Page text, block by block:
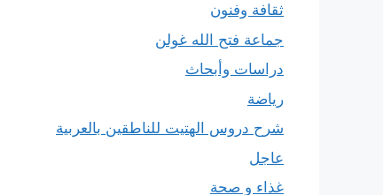
ثقافة وفنون
جماعة فتح الله غولن
دراسات وأبحاث
رياضة
شرح دروس الهتيت للناطقين بالعربية
عاجل
غذاء و صحة